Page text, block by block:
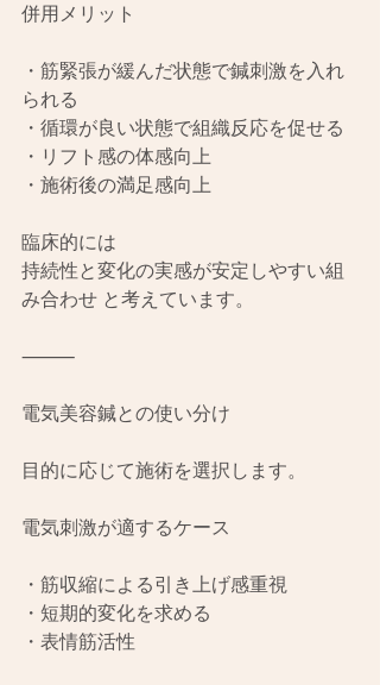
併用メリット
・筋緊張が緩んだ状態で鍼刺激を入れ
られる
・循環が良い状態で組織反応を促せる
・リフト感の体感向上
・施術後の満足感向上
臨床的には
持続性と変化の実感が安定しやすい組
み合わせ と考えています。
⸻
電気美容鍼との使い分け
目的に応じて施術を選択します。
電気刺激が適するケース
・筋収縮による引き上げ感重視
・短期的変化を求める
・表情筋活性